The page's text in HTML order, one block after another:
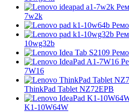
7w2k
10wg32b
7W16
ThinkPad Tablet NZ72EPB
K1-10W64W